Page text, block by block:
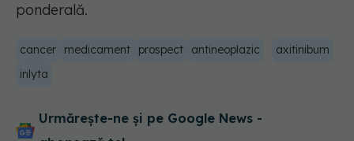
ponderală.
cancer medicament prospect antineoplazic
axitinibum
inlyta
Urmărește-ne și pe Google News -